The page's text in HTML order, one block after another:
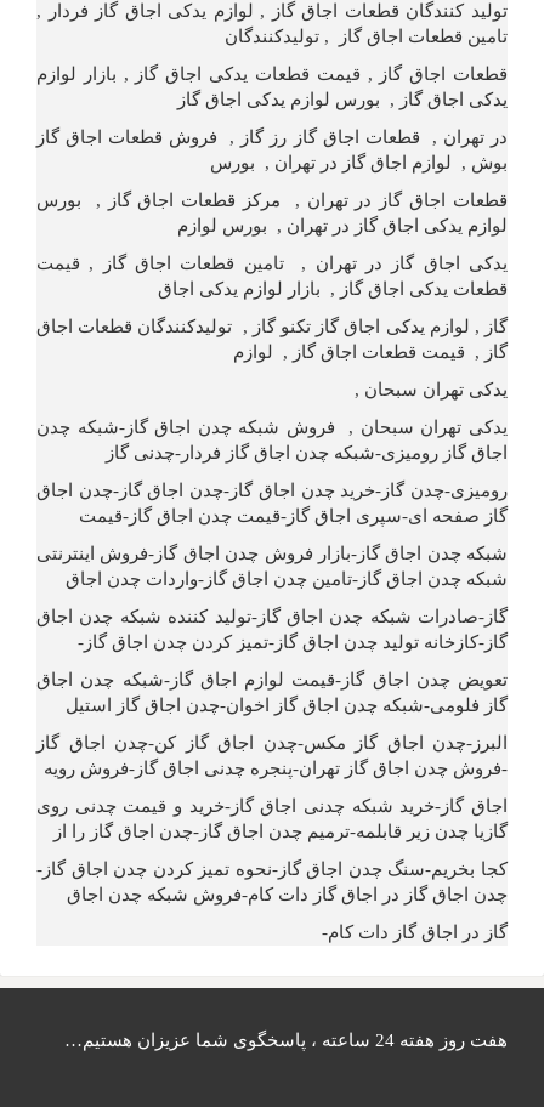
تولید کنندگان قطعات اجاق گاز , لوازم یدکی اجاق گاز فردار ,
تامین قطعات اجاق گاز , تولیدکنندگان
قطعات اجاق گاز , قیمت قطعات یدکی اجاق گاز , بازار لوازم
یدکی اجاق گاز , بورس لوازم یدکی اجاق گاز
در تهران , قطعات اجاق گاز رز گاز , فروش قطعات اجاق گاز
بوش , لوازم اجاق گاز در تهران , بورس
قطعات اجاق گاز در تهران , مرکز قطعات اجاق گاز , بورس
لوازم یدکی اجاق گاز در تهران , بورس لوازم
یدکی اجاق گاز در تهران , تامین قطعات اجاق گاز , قیمت
قطعات یدکی اجاق گاز , بازار لوازم یدکی اجاق
گاز , لوازم یدکی اجاق گاز تکنو گاز , تولیدکنندگان قطعات اجاق
گاز , قیمت قطعات اجاق گاز , لوازم
یدکی تهران سبحان ,
یدکی تهران سبحان , فروش شبکه چدن اجاق گاز-شبکه چدن
اجاق گاز رومیزی-شبکه چدن اجاق گاز فردار-چدنی گاز
رومیزی-چدن گاز-خرید چدن اجاق گاز-چدن اجاق گاز-چدن اجاق
گاز صفحه ای-سپری اجاق گاز-قیمت چدن اجاق گاز-قیمت
شبکه چدن اجاق گاز-بازار فروش چدن اجاق گاز-فروش اینترنتی
شبکه چدن اجاق گاز-تامین چدن اجاق گاز-واردات چدن اجاق
گاز-صادرات شبکه چدن اجاق گاز-تولید کننده شبکه چدن اجاق
گاز-کازخانه تولید چدن اجاق گاز-تمیز کردن چدن اجاق گاز-
تعویض چدن اجاق گاز-قیمت لوازم اجاق گاز-شبکه چدن اجاق
گاز فلومی-شبکه چدن اجاق گاز اخوان-چدن اجاق گاز استیل
البرز-چدن اجاق گاز مکس-چدن اجاق گاز کن-چدن اجاق گاز
-فروش چدن اجاق گاز تهران-پنجره چدنی اجاق گاز-فروش رویه
اجاق گاز-خرید شبکه چدنی اجاق گاز-خرید و قیمت چدنی روی
گازیا چدن زیر قابلمه-ترمیم چدن اجاق گاز-چدن اجاق گاز را از
کجا بخریم-سنگ چدن اجاق گاز-نحوه تمیز کردن چدن اجاق گاز-
چدن اجاق گاز در اجاق گاز دات کام-فروش شبکه چدن اجاق
گاز در اجاق گاز دات کام-
هفت روز هفته 24 ساعته ، پاسخگوی شما عزیزان هستیم…